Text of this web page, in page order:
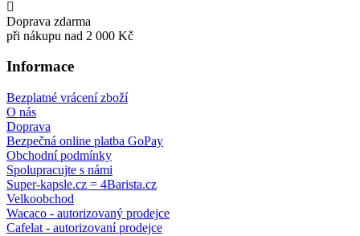
Doprava zdarma
při nákupu nad 2 000 Kč
Informace
Bezplatné vrácení zboží
O nás
Doprava
Bezpečná online platba GoPay
Obchodní podmínky
Spolupracujte s námi
Super-kapsle.cz = 4Barista.cz
Velkoobchod
Wacaco - autorizovaný prodejce
Cafelat - autorizovaní prodejce